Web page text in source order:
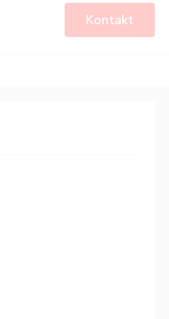
Kontakt